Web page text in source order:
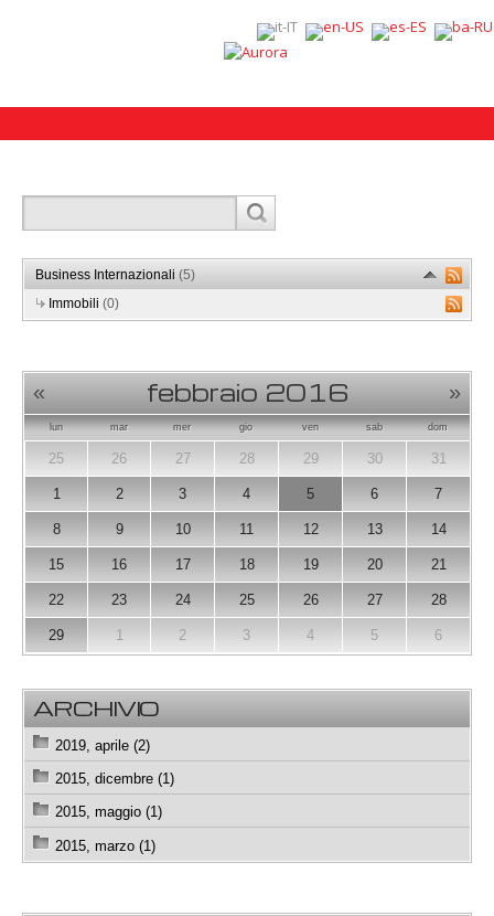
Business Internazionali (5)
Immobili (0)
« febbraio 2016 »
lun mar mer gio ven sab dom
25 26 27 28 29 30 31
1 2 3 4 5 6 7
8 9 10 11 12 13 14
15 16 17 18 19 20 21
22 23 24 25 26 27 28
29 1 2 3 4 5 6
ARCHIVIO
2019, aprile (2)
2015, dicembre (1)
2015, maggio (1)
2015, marzo (1)